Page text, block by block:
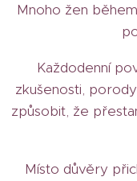
Mnoho žen
Každodenní
zkušenosti,
způsobit, že
Místo důvěry